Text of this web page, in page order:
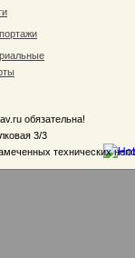
обязательна!
3/3
технических